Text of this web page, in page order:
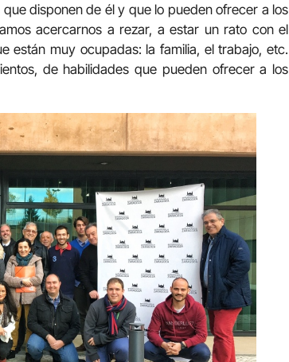
disponen de él y que lo pueden ofrecer a los
acercarnos a rezar, a estar un rato con el
están muy ocupadas: la familia, el trabajo, etc.
de habilidades que pueden ofrecer a los